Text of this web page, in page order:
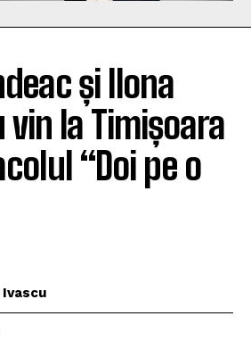
și Ilona
vin la Timișoara
“Doi pe o